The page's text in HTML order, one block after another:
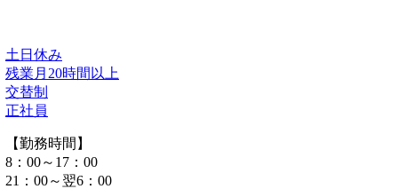
土日休み
残業月20時間以上
交替制
正社員
【勤務時間】
8：00～17：00
21：00～翌6：00